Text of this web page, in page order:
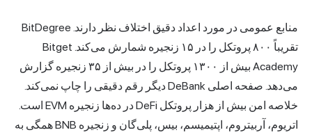
منابع عمومی در مورد اعداد دقیق اختلاف نظر دارند. BitDegree
تقریباً ۸۰۰ پروتکل را در ۱۵ زنجیره شمارش می‌کند. Bitget
Academy بیش از ۱۳۰۰ پروتکل را در بیش از ۳۵ زنجیره گزارش
می‌دهد. صفحه اصلی DeBank دیگر رقم دقیقی را چاپ نمی‌کند.
خلاصه امن بیش از هزار پروتکل DeFi در ده‌ها زنجیره EVM است.
اتریوم، آربیتروم، اپتیمیسم، بیس، پلی‌گان و زنجیره BNB همگی به